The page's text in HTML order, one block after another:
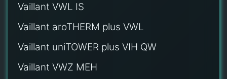
Vaillant VWL IS
Vaillant aroTHERM plus VWL
Vaillant uniTOWER plus VIH QW
Vaillant VWZ MEH